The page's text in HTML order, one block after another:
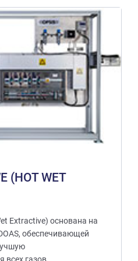
(HOT WET
Extractive) основана на
обеспечивающей